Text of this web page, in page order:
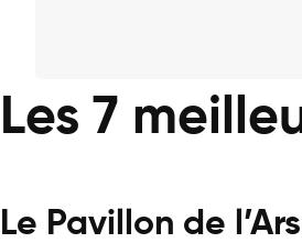
Les 7
Le Pavillon de